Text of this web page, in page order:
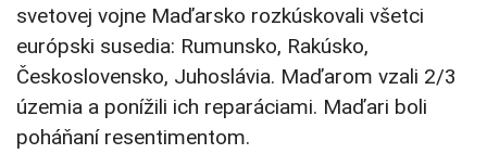
svetovej vojne Maďarsko rozkúskovali všetci
európski susedia: Rumunsko, Rakúsko,
Československo, Juhoslávia. Maďarom vzali 2/3
územia a ponížili ich reparáciami. Maďari boli
poháňaní resentimentom.